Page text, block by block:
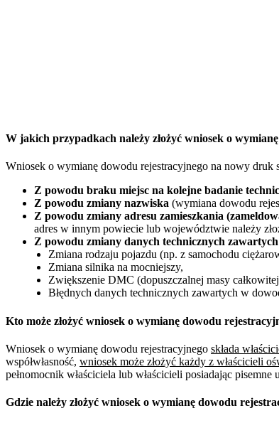
W jakich przypadkach należy złożyć wniosek o
Wniosek o wymianę dowodu rejestracyjnego na nowy druk
Z powodu braku miejsc na kolejne badanie
Z powodu zmiany nazwiska (wymiana dowodu
Z powodu zmiany adresu zamieszkania
adres w innym powiecie lub województwie należy
Z powodu zmiany danych technicznych
Zmiana rodzaju pojazdu (np. z samochodu
Zmiana silnika na mocniejszy,
Zwiększenie DMC (dopuszczalnej masy
Błędnych danych technicznych zawartych w
Kto może złożyć wniosek o wymianę dowodu
Wniosek o wymianę dowodu rejestracyjnego składa
współwłasność, wniosek może złożyć każdy z właścicieli
pełnomocnik właściciela lub właścicieli posiadając
Gdzie należy złożyć wniosek o wymianę dowodu